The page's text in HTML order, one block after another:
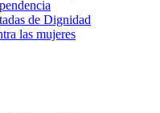
de Dignidad
las mujeres